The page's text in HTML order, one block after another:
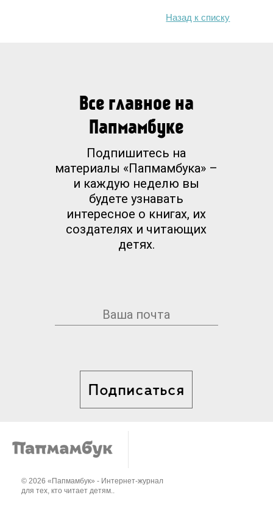
Назад к списку
Все главное на
Папмамбуке
Подпишитесь на
материалы «Папмамбука» –
и каждую неделю вы
будете узнавать
интересное о книгах, их
создателях и читающих
детях.
Подписаться
© 2026 «Папмамбук» - Интернет-журнал
для тех, кто читает детям..